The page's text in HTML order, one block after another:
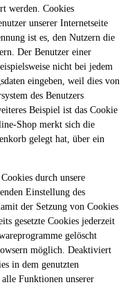
werden. Cookies
unserer Internetseite
ist es, den Nutzern die
Der Benutzer einer
nicht bei jedem
eingeben, weil dies von
des Benutzers
Beispiel ist das Cookie
Shop merkt sich die
gelegt hat, über ein
durch unsere
Einstellung des
der Setzung von Cookies
gesetzte Cookies jederzeit
gelöscht
möglich. Deaktiviert
in dem genutzten
Funktionen unserer